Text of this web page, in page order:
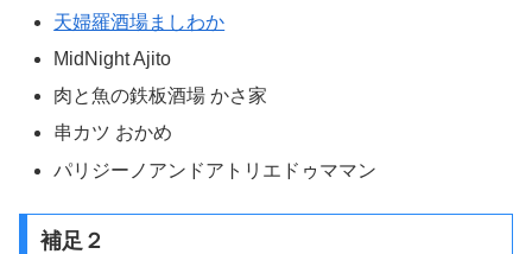
天婦羅酒場ましわか
MidNight Ajito
肉と魚の鉄板酒場 かさ家
串カツ おかめ
パリジーノアンドアトリエドゥママン
補足２